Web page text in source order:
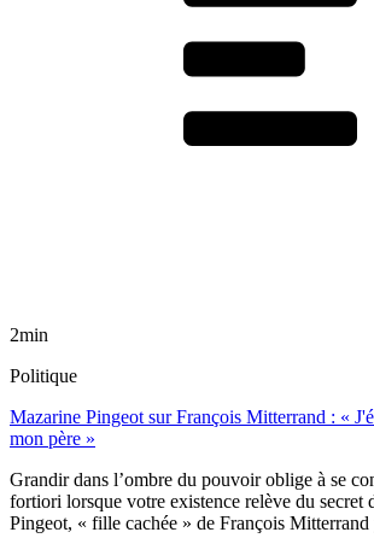
2min
Politique
Mazarine Pingeot sur François Mitterrand : «
mon père »
Grandir dans l’ombre du pouvoir oblige à se
fortiori lorsque votre existence relève du secret
Pingeot, « fille cachée » de François Mitterrand